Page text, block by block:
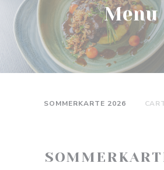
Menu
SOMMERKARTE 2026